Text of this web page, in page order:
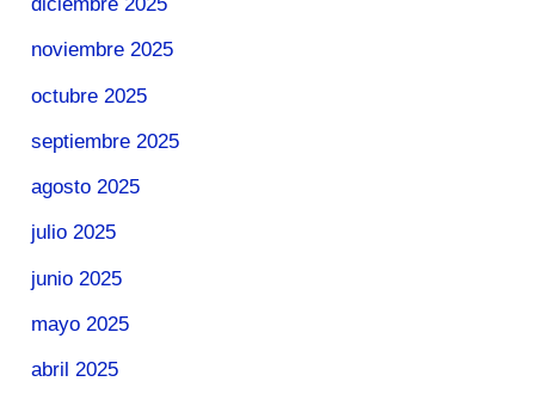
noviembre 2025
octubre 2025
septiembre 2025
agosto 2025
julio 2025
junio 2025
mayo 2025
abril 2025